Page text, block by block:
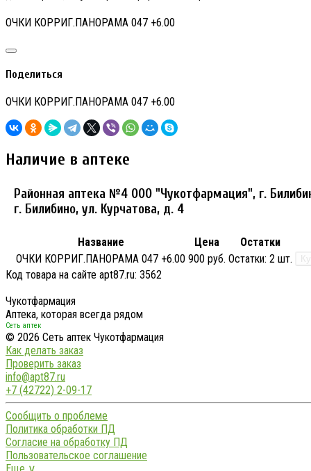
ОЧКИ КОРРИГ.ПАНОРАМА 047 +6.00
Поделиться
ОЧКИ КОРРИГ.ПАНОРАМА 047 +6.00
Наличие в аптеке
Районная аптека №4 ООО "Чукотфармация", г.
г. Билибино, ул. Курчатова, д. 4
Название Цена
Остатки
ОЧКИ КОРРИГ.ПАНОРАМА 047 +6.00 900 руб. Остатки: 2 шт.
Код товара на сайте apt87.ru: 3562
Чукотфармация
Аптека, которая всегда рядом
Сеть аптек
© 2026 Сеть аптек Чукотфармация
Как делать заказ
Проверить заказ
info@apt87.ru
+7 (42722) 2-09-17
Сообщить о проблеме
Политика обработки ПД
Согласие на обработку ПД
Пользовательское соглашение